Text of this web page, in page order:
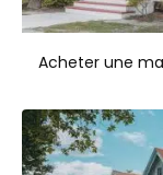
Acheter une